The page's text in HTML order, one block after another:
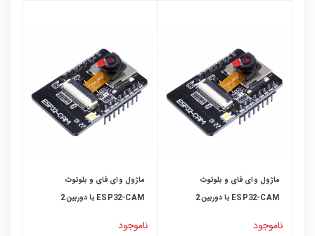
ماژول وای فای و بلوتوث
ESP32-CAM با دوربین 2
ناموجود
ماژول وای فای و بلوتوث
ESP32-CAM با دوربین 2
ناموجود